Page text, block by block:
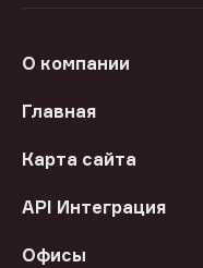
О компании
Главная
Карта сайта
API Интеграция
Офисы